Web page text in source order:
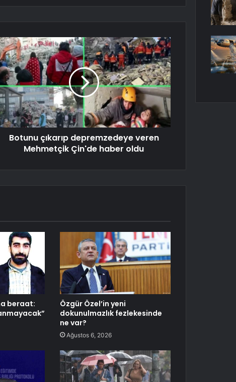
Botunu çıkarıp depremzedeye veren
Mehmetçik Çin'de haber oldu
beraat:
Özgür Özel’in yeni
dokunulmazlık fezlekesinde
ne var?
Ağustos 6, 2026